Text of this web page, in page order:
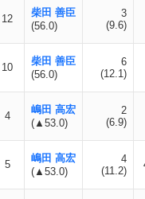
12
柴田 善臣
(56.0)
3
(9.6)
10
柴田 善臣
(56.0)
6
(12.1)
4
嶋田 高宏
(▲53.0)
2
(6.9)
5
嶋田 高宏
(▲53.0)
4
(11.2)